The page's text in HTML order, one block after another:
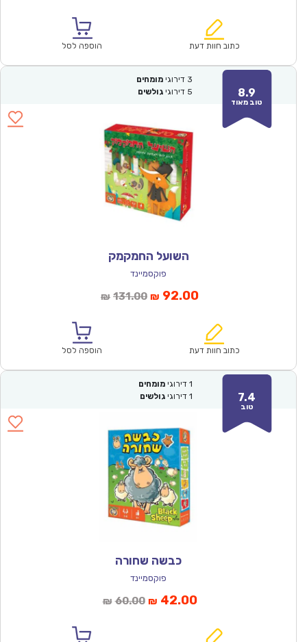
₪57.00.
הוא:
כתוב חוות דעת הוספה לסל
8.9
טוב מאוד
3 דירוגי מומחים
5 דירוגי גולשים
השועל החמקמק
פוקסמיינד
₪ 131.00המחיר
₪131.00.
₪ 92.00המחיר
הוא:
כתוב חוות דעת הוספה לסל
7.4
טוב
1 דירוגי מומחים
1 דירוגי גולשים
כבשה שחורה
פוקסמיינד
₪ 60.00המחיר
₪ 42.00המחיר
הוא: